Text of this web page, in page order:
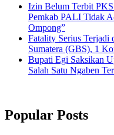
Izin Belum Terbit
Pemkab PALI Tidak
Ompong”
Fatality Serius Terjadi
Sumatera (GBS), 1
Bupati Egi Saksikan
Salah Satu Ngaben
Popular Posts